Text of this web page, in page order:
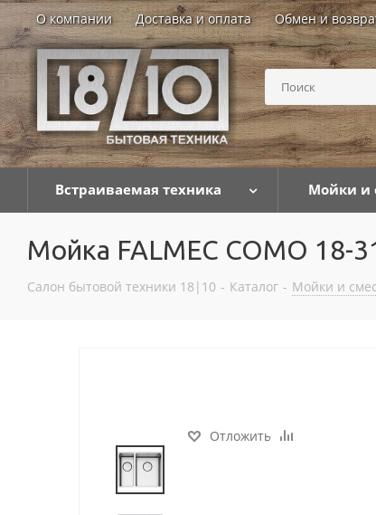
О компании Доставка и оплата Обмен и
Встраиваемая техника Мойки и
Мойка FALMEC COMO 18-
Салон бытовой техники 18|10 - Каталог - Мойки и
Отложить